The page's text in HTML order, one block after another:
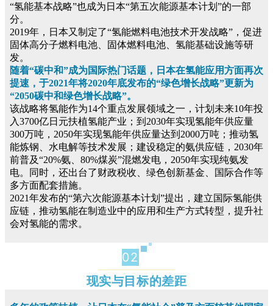
“氢能基本战略”也成为日本“第五次能源基本计划”的一部
分。
2019年，日本又制定了“氢能燃料电池技术开发战略”，促进
固体高分子燃料电池、固体燃料电池、氢能基础设施等研
发。
随着“碳中和”成为国际热门话题，日本在氢能应用方面再次
提速，于2021年将2020年底发布的“绿色增长战略”更新为
“2050碳中和绿色增长战略”。
该战略将氢能作为14个重点发展领域之一，计划未来10年投
入3700亿日元扶植氢能产业；到2030年实现氢能年供应量
300万吨，2050年实现氢能年供应量达到2000万吨；推动氢
能炼钢、水电解等技术发展；建设稳定的氨供应链，2030年
前普及“20%氨、80%煤炭”混燃发电，2050年实现纯氨发
电。同时，还出台了财政税收、绿色创新基金、国际合作等
多方面配套措施。
2021年发布的“第六次能源基本计划”提出，建立国际氢能供
应链，推动氢能在制造业中的应用和生产方式转型，提升社
会对氢能的需求。
02
现实与目标的差距